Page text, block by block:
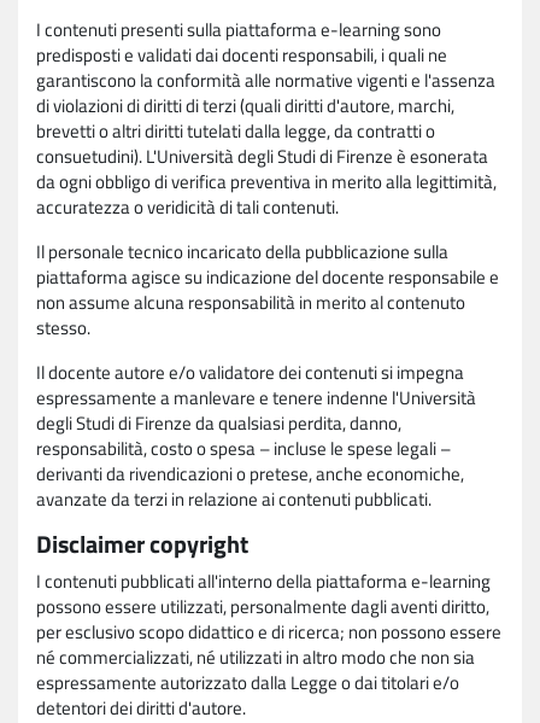
I contenuti presenti sulla piattaforma e-learning sono
predisposti e validati dai docenti responsabili, i quali ne
garantiscono la conformità alle normative vigenti e l'assenza
di violazioni di diritti di terzi (quali diritti d'autore, marchi,
brevetti o altri diritti tutelati dalla legge, da contratti o
consuetudini). L'Università degli Studi di Firenze è esonerata
da ogni obbligo di verifica preventiva in merito alla legittimità,
accuratezza o veridicità di tali contenuti.
Il personale tecnico incaricato della pubblicazione sulla
piattaforma agisce su indicazione del docente responsabile e
non assume alcuna responsabilità in merito al contenuto
stesso.
Il docente autore e/o validatore dei contenuti si impegna
espressamente a manlevare e tenere indenne l'Università
degli Studi di Firenze da qualsiasi perdita, danno,
responsabilità, costo o spesa – incluse le spese legali –
derivanti da rivendicazioni o pretese, anche economiche,
avanzate da terzi in relazione ai contenuti pubblicati.
Disclaimer copyright
I contenuti pubblicati all'interno della piattaforma e-learning
possono essere utilizzati, personalmente dagli aventi diritto,
per esclusivo scopo didattico e di ricerca; non possono essere
né commercializzati, né utilizzati in altro modo che non sia
espressamente autorizzato dalla Legge o dai titolari e/o
detentori dei diritti d'autore.